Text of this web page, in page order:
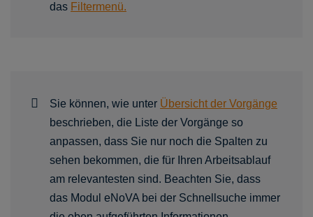
das Filtermenü.
Sie können, wie unter Übersicht der Vorgänge
beschrieben, die Liste der Vorgänge so
anpassen, dass Sie nur noch die Spalten zu
sehen bekommen, die für Ihren Arbeitsablauf
am relevantesten sind. Beachten Sie, dass
das Modul eNoVA bei der Schnellsuche immer